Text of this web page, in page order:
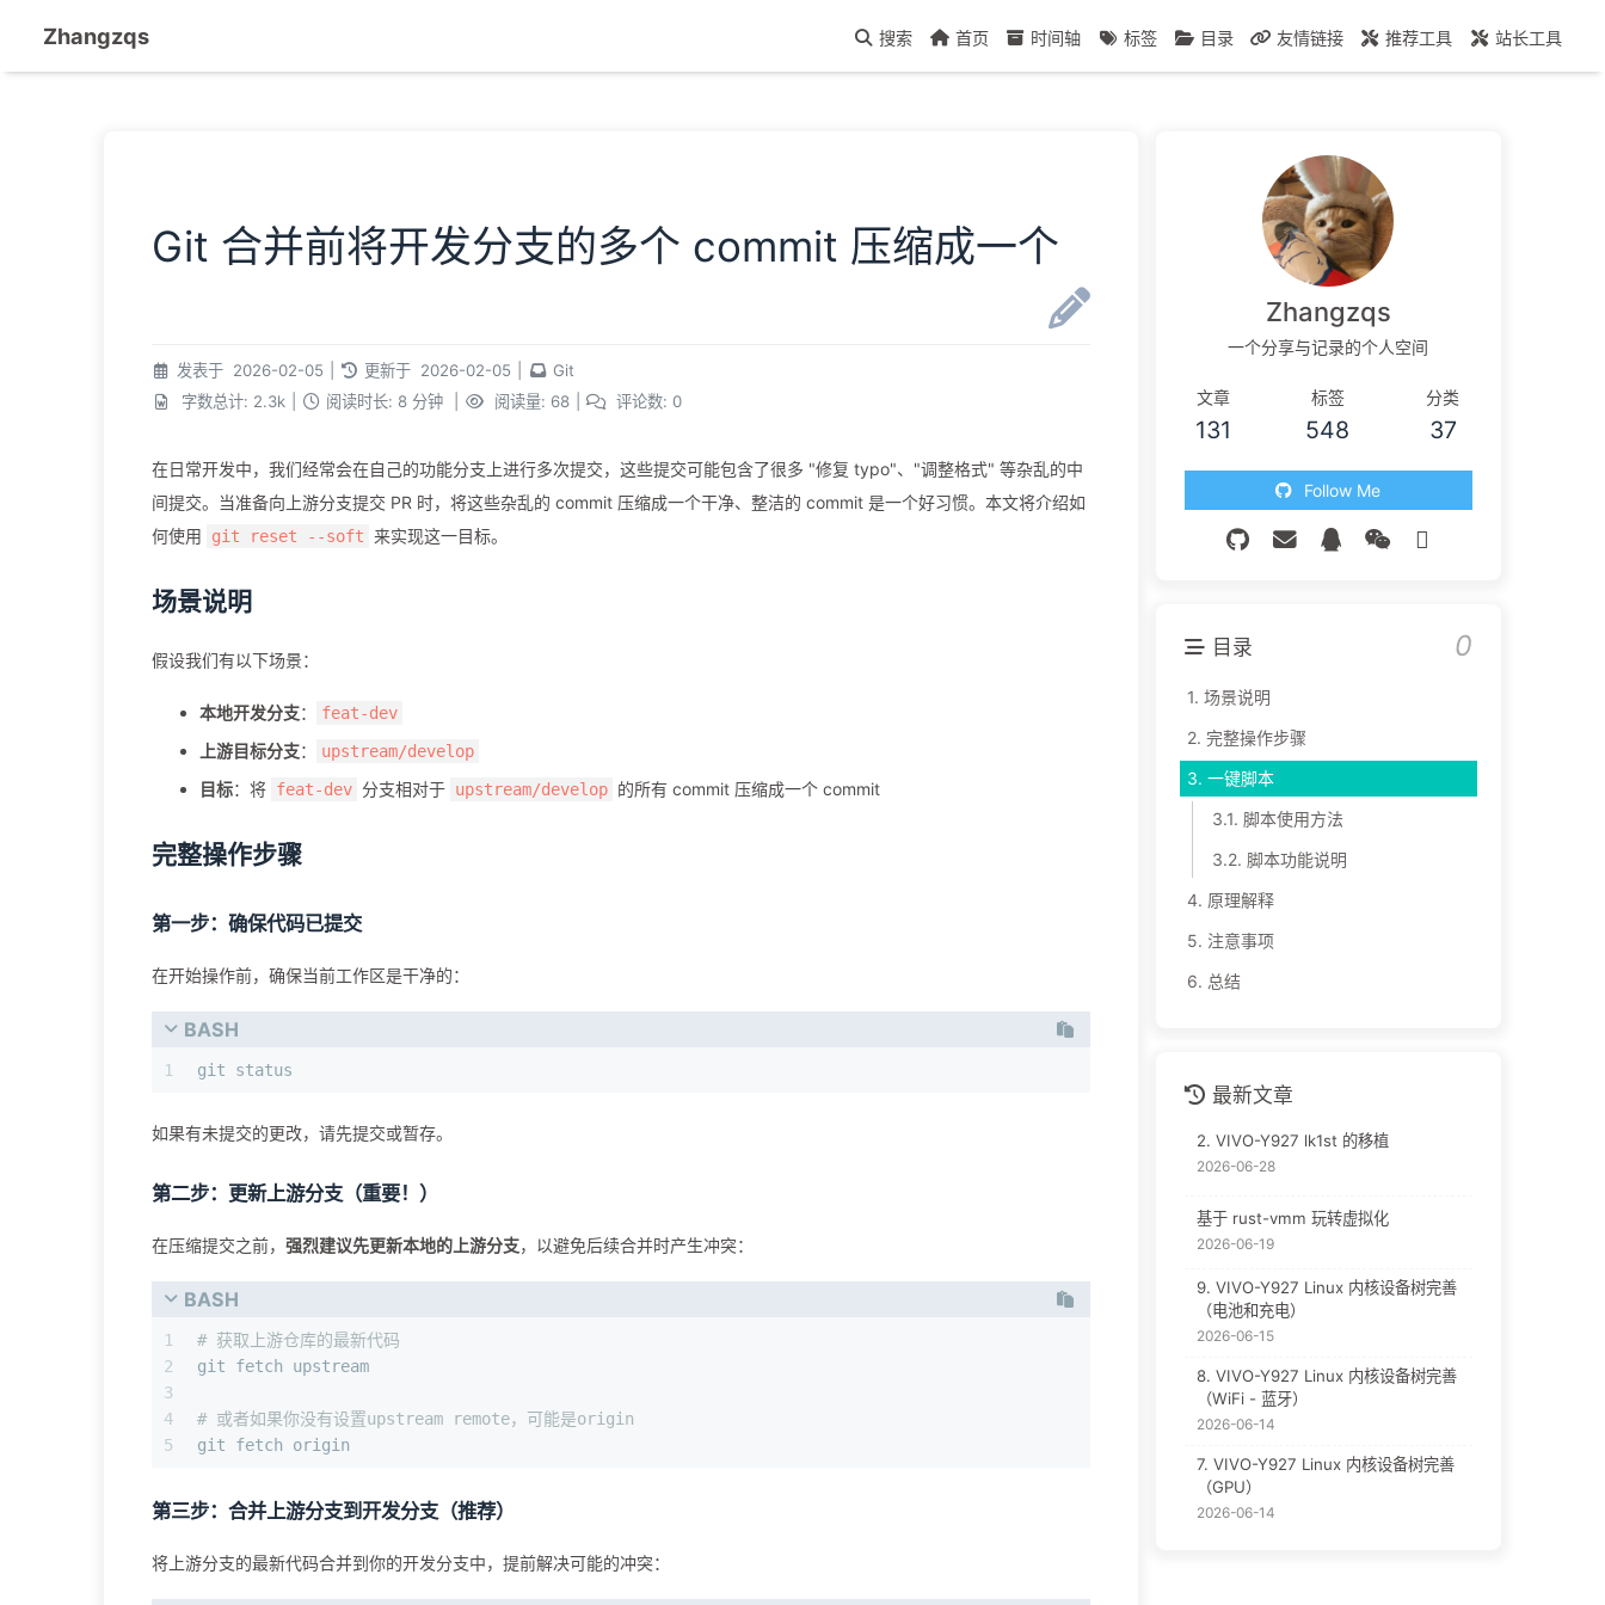
Zhangzqs 搜索 首页 时间轴 标签 目录 友情链接 推荐工具 站长工具
Git 合并前将开发分支的多个 commit 压缩成一个
发表于 2026-02-05 更新于 2026-02-05
Git
字数总计: 2.3k 阅读时长: 8 分钟 阅读量: 68 评论数: 0
在日常开发中，我们经常会在自己的功能分支上进行多次提交，这些提交可能包含了很多 "修复 typo"、"调整格式" 等杂乱的中
间提交。当准备向上游分支提交 PR 时，将这些杂乱的 commit 压缩成一个干净、整洁的 commit 是一个好习惯。本文将介绍如
何使用
git reset --soft 来实现这一目标。
场景说明
假设我们有以下场景：
本地开发分支： feat-dev
上游目标分支： upstream/develop
目标：将 feat-dev 分支相对于 upstream/develop 的所有 commit 压缩成一个 commit
完整操作步骤
第一步：确保代码已提交
在开始操作前，确保当前工作区是干净的：
BASH
1 git status
如果有未提交的更改，请先提交或暂存。
第二步：更新上游分支（重要！）
在压缩提交之前， 强烈建议先更新本地的上游分支，以避免后续合并时产生冲突：
BASH
1
2
3
4
5
# 获取上游仓库的最新代码
git fetch upstream
# 或者如果你没有设置upstream remote，可能是origin
git fetch origin
第三步：合并上游分支到开发分支（推荐）
将上游分支的最新代码合并到你的开发分支中，提前解决可能的冲突：
Zhangzqs
一个分享与记录的个人空间
文章
131
标签
548
分类
37
Follow Me
目录 0
1. 场景说明
2. 完整操作步骤
3. 一键脚本
3.1. 脚本使用方法
3.2. 脚本功能说明
4. 原理解释
5. 注意事项
6. 总结
最新文章
2. VIVO-Y927 lk1st 的移植
2026-06-28
基于 rust-vmm 玩转虚拟化
2026-06-19
9. VIVO-Y927 Linux 内核设备树完善
（电池和充电）
2026-06-15
8. VIVO-Y927 Linux 内核设备树完善
（WiFi - 蓝牙）
2026-06-14
7. VIVO-Y927 Linux 内核设备树完善
（GPU）
2026-06-14